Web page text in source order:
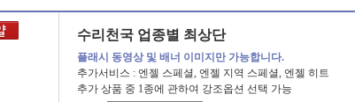
수리천국 업종별 최상단
플래시 동영상 및 배너 이미지만 가능합니다.
추가서비스 : 엔젤 스페셜, 엔젤 지역 스페셜, 엔젤 히트
추가 상품 중 1종에 관하여 강조옵션 선택 가능